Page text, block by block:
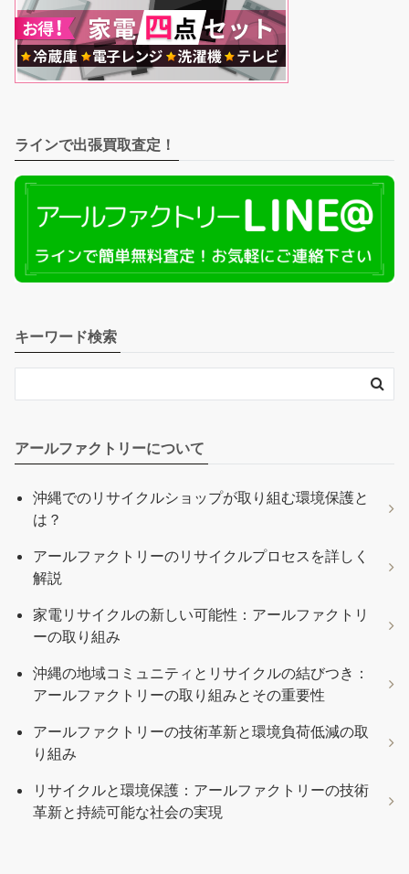
ラインで出張買取査定！
キーワード検索
アールファクトリーについて
沖縄でのリサイクルショップが取り組む環境保護と
は？
アールファクトリーのリサイクルプロセスを詳しく
解説
家電リサイクルの新しい可能性：アールファクトリ
ーの取り組み
沖縄の地域コミュニティとリサイクルの結びつき：
アールファクトリーの取り組みとその重要性
アールファクトリーの技術革新と環境負荷低減の取
り組み
リサイクルと環境保護：アールファクトリーの技術
革新と持続可能な社会の実現